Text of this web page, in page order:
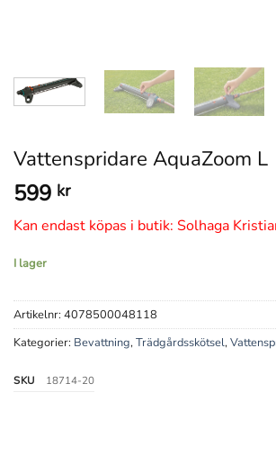
Vattenspridare AquaZoom L
599 kr
Kan endast köpas i butik: Solhaga
I lager
Artikelnr: 4078500048118
Kategorier: Bevattning,Trädgårdsskötsel,
SKU 18714-20